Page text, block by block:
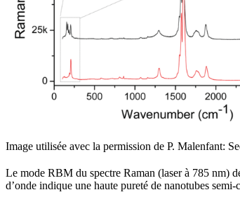
Image utilisée avec la permission de P. Malenfant:
Le mode RBM du spectre Raman (laser à 785 nm)
d’onde indique une haute pureté de nanotubes semi-